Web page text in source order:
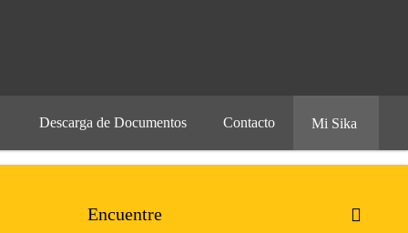
Descarga de Documentos Contacto Mi Sika